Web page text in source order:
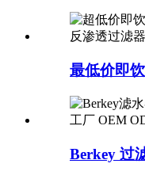
最低价即
Berkey 过